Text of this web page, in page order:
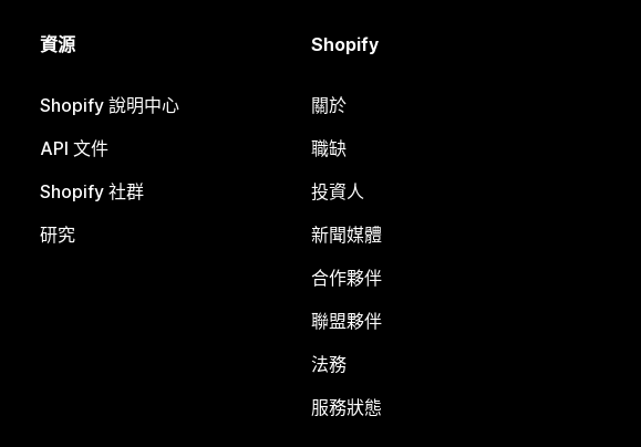
資源
Shopify 說明中心
API 文件
Shopify 社群
研究
Shopify
關於
職缺
投資人
新聞媒體
合作夥伴
聯盟夥伴
法務
服務狀態